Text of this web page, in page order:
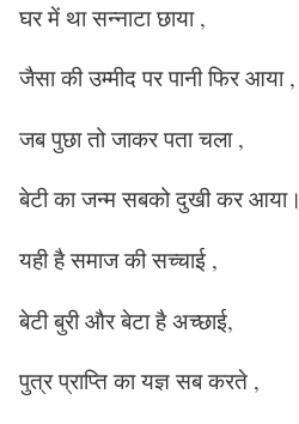
घर में था सन्नाटा छाया ,
जैसा की उम्मीद पर पानी फिर आया ,
जब पुछा तो जाकर पता चला ,
बेटी का जन्म सबको दुखी कर आया।
यही है समाज की सच्चाई ,
बेटी बुरी और बेटा है अच्छाई,
पुत्र प्राप्ति का यज्ञ सब करते ,